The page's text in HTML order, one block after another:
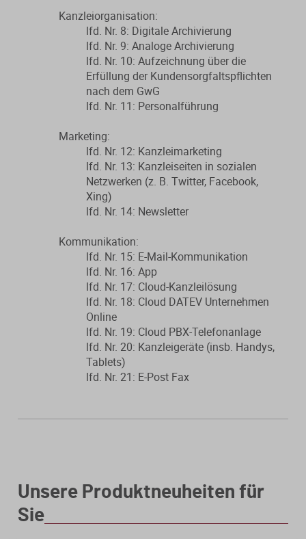
Kanzleiorganisation:
lfd. Nr. 8: Digitale Archivierung
lfd. Nr. 9: Analoge Archivierung
lfd. Nr. 10: Aufzeichnung über die
Erfüllung der Kundensorgfaltspflichten
nach dem GwG
lfd. Nr. 11: Personalführung
Marketing:
lfd. Nr. 12: Kanzleimarketing
lfd. Nr. 13: Kanzleiseiten in sozialen
Netzwerken (z. B. Twitter, Facebook,
Xing)
lfd. Nr. 14: Newsletter
Kommunikation:
lfd. Nr. 15: E-Mail-Kommunikation
lfd. Nr. 16: App
lfd. Nr. 17: Cloud-Kanzleilösung
lfd. Nr. 18: Cloud DATEV Unternehmen
Online
lfd. Nr. 19: Cloud PBX-Telefonanlage
lfd. Nr. 20: Kanzleigeräte (insb. Handys,
Tablets)
lfd. Nr. 21: E-Post Fax
Unsere Produktneuheiten für
Sie